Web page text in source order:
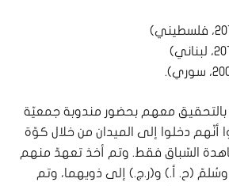
بالتحقيق معهم بحضور مندوبة جمعيّة
أنّهم دخلوا إلى الميدان من خلال كوّة
السّباق فقط. وتم أخذ تعهدّ منهم
وسُلمّ (ح. أ.) و(ر.ج.) إلى ذويهما، وتم